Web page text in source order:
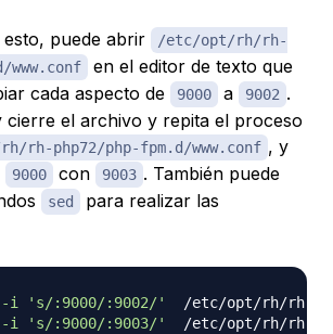
puede abrir
/etc/opt/rh/rh-
www.conf
en el editor de texto que
cada aspecto de
9000 a 9002 .
cierre el archivo y repita el proceso
rh-php72/php-fpm.d/www.conf ​​​, y
9000 con 9003 . También puede
sed
para realizar las
-i
's/:9000/:9002/'
-i 's/:9000/:9003/'